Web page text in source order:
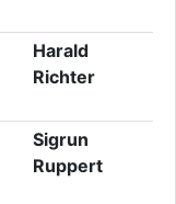
Harald
Richter
Sigrun
Ruppert